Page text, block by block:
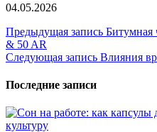
04.05.2026
Навигация
по
Предыдущая запись
& 50 AR
Следующая запись Влияния
Последние записи